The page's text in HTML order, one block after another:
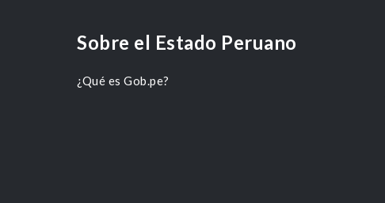
Sobre el Estado Peruano
¿Qué es Gob.pe?